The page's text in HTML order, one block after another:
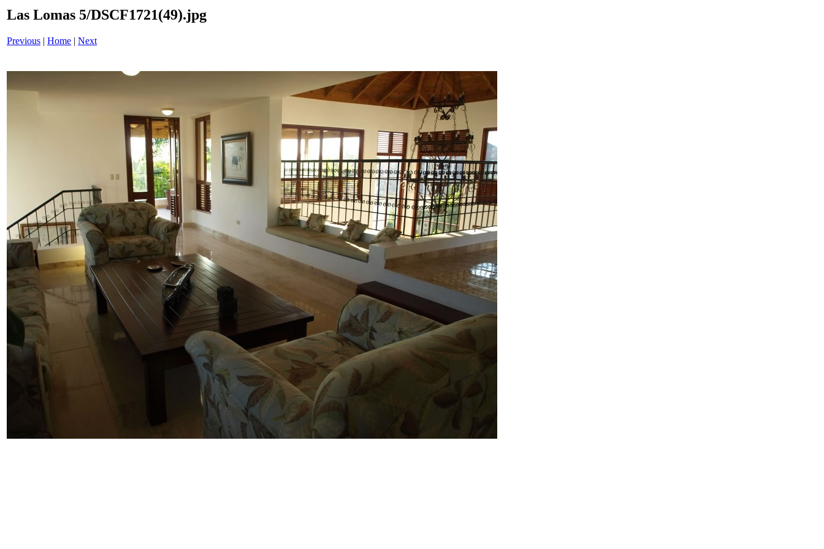
Las Lomas 5/DSCF1721(49).jpg
Previous | Home | Next